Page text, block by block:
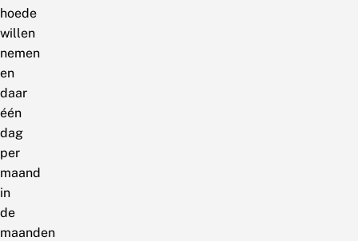
hoede
willen
nemen
en
daar
één
dag
per
maand
in
de
maanden